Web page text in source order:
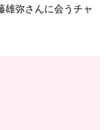
弥さんに会うチャ